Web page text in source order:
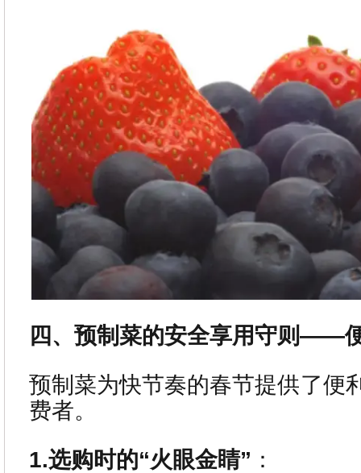
四、预制菜的安全享用守则——
预制菜为快节奏的春节提供了便
费者。
1.选购时的“火眼金睛” ：